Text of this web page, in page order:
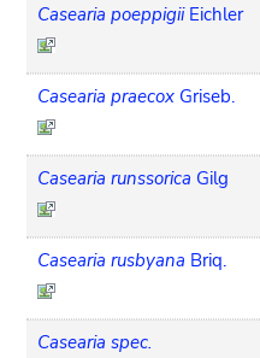
Casearia poeppigii Eichler
Casearia praecox Griseb.
Casearia runssorica Gilg
Casearia rusbyana Briq.
Casearia spec.